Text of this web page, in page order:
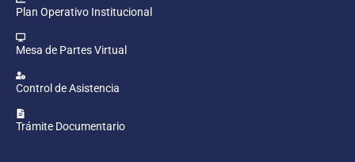
Plan Operativo Institucional
Mesa de Partes Virtual
Control de Asistencia
Trámite Documentario